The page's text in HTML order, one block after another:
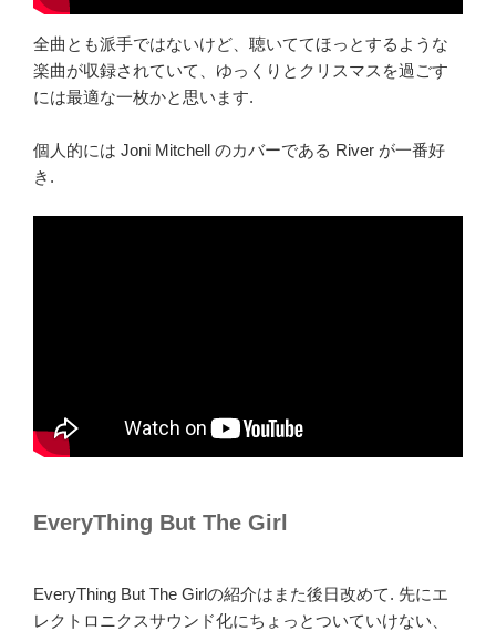
全曲とも派手ではないけど、聴いててほっとするような
楽曲が収録されていて、ゆっくりとクリスマスを過ごす
には最適な一枚かと思います.
個人的には Joni Mitchell のカバーである River が一番好
き.
EveryThing But The Girl
EveryThing But The Girlの紹介はまた後日改めて. 先にエ
レクトロニクスサウンド化にちょっとついていけない、